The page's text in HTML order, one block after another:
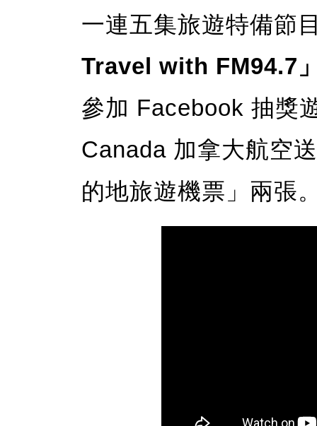
一連五集旅遊特備節
Travel with FM94.7
參加 Facebook 抽獎
Canada 加拿大航空
的地旅遊機票」兩張